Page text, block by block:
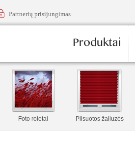
Partnerių prisijungimas
Produktai
- Foto roletai - - Plisuotos žaliuzės -